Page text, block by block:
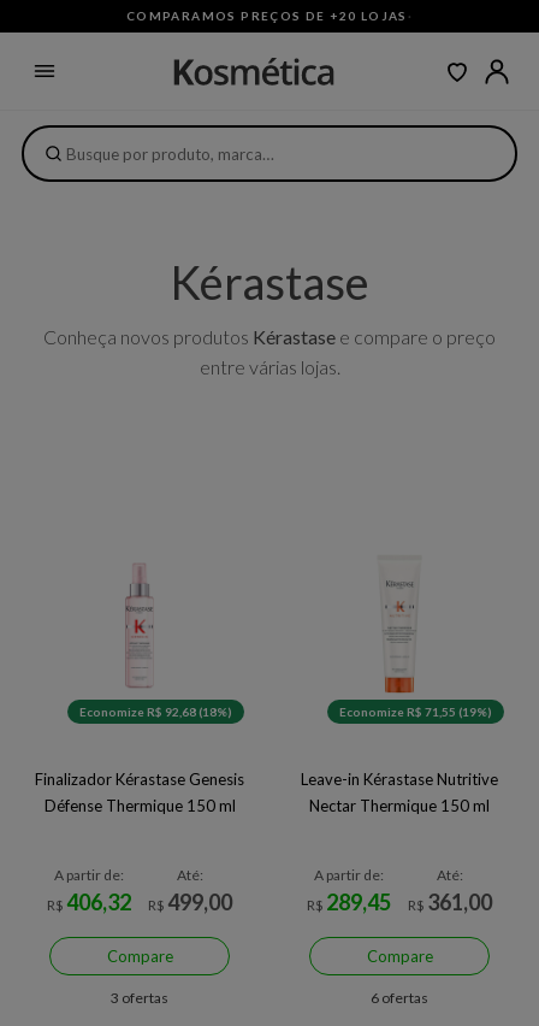
COMPARAMOS PREÇOS DE +20 LOJAS ·
Kérastase
Conheça novos produtos Kérastase e compare o preço
entre várias lojas.
Economize R$ 92,68 (18%)
Finalizador Kérastase Genesis
Défense Thermique 150 ml
A partir de:
R$ 406,32
Até:
R$ 499,00
Compare
3 ofertas
Economize R$ 71,55 (19%)
Leave-in Kérastase Nutritive
Nectar Thermique 150 ml
A partir de:
R$ 289,45
Até:
R$ 361,00
Compare
6 ofertas